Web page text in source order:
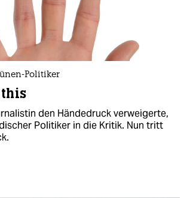
Politiker
this
den Händedruck verweigerte,
Politiker in die Kritik. Nun tritt